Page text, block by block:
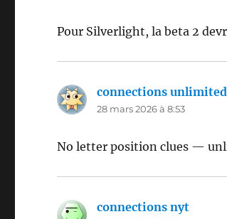
Pour Silverlight, la beta 2
connections unlimited
28 mars 2026 à 8:53
No letter position clues —
connections nyt